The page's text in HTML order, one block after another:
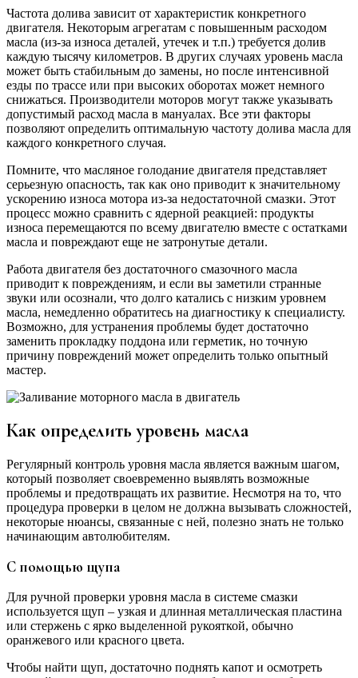
Частота долива зависит от характеристик конкретного
двигателя. Некоторым агрегатам с повышенным расходом
масла (из-за износа деталей, утечек и т.п.) требуется долив
каждую тысячу километров. В других случаях уровень масла
может быть стабильным до замены, но после интенсивной
езды по трассе или при высоких оборотах может немного
снижаться. Производители моторов могут также указывать
допустимый расход масла в мануалах. Все эти факторы
позволяют определить оптимальную частоту долива масла для
каждого конкретного случая.
Помните, что масляное голодание двигателя представляет
серьезную опасность, так как оно приводит к значительному
ускорению износа мотора из-за недостаточной смазки. Этот
процесс можно сравнить с ядерной реакцией: продукты
износа перемещаются по всему двигателю вместе с остатками
масла и повреждают еще не затронутые детали.
Работа двигателя без достаточного смазочного масла
приводит к повреждениям, и если вы заметили странные
звуки или осознали, что долго катались с низким уровнем
масла, немедленно обратитесь на диагностику к специалисту.
Возможно, для устранения проблемы будет достаточно
заменить прокладку поддона или герметик, но точную
причину повреждений может определить только опытный
мастер.
Как определить уровень масла
Регулярный контроль уровня масла является важным шагом,
который позволяет своевременно выявлять возможные
проблемы и предотвращать их развитие. Несмотря на то, что
процедура проверки в целом не должна вызывать сложностей,
некоторые нюансы, связанные с ней, полезно знать не только
начинающим автолюбителям.
С помощью щупа
Для ручной проверки уровня масла в системе смазки
используется щуп – узкая и длинная металлическая пластина
или стержень с ярко выделенной рукояткой, обычно
оранжевого или красного цвета.
Чтобы найти щуп, достаточно поднять капот и осмотреть